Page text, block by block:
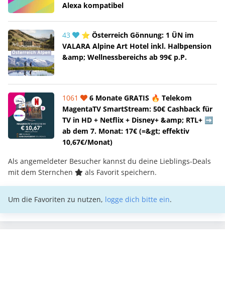
Alexa kompatibel
43
⭐ Österreich Gönnung: 1 ÜN im
VALARA Alpine Art Hotel inkl. Halbpension
&amp; Wellnessbereichs ab 99€ p.P.
1061
6 Monate GRATIS 🔥 Telekom
MagentaTV SmartStream: 50€ Cashback für
TV in HD + Netflix + Disney+ &amp; RTL+ ➡️
ab dem 7. Monat: 17€ (=&gt; effektiv
10,67€/Monat)
Als angemeldeter Besucher kannst du deine Lieblings-Deals
mit dem Sternchen
als Favorit speichern.
Um die Favoriten zu nutzen, logge dich bitte ein.